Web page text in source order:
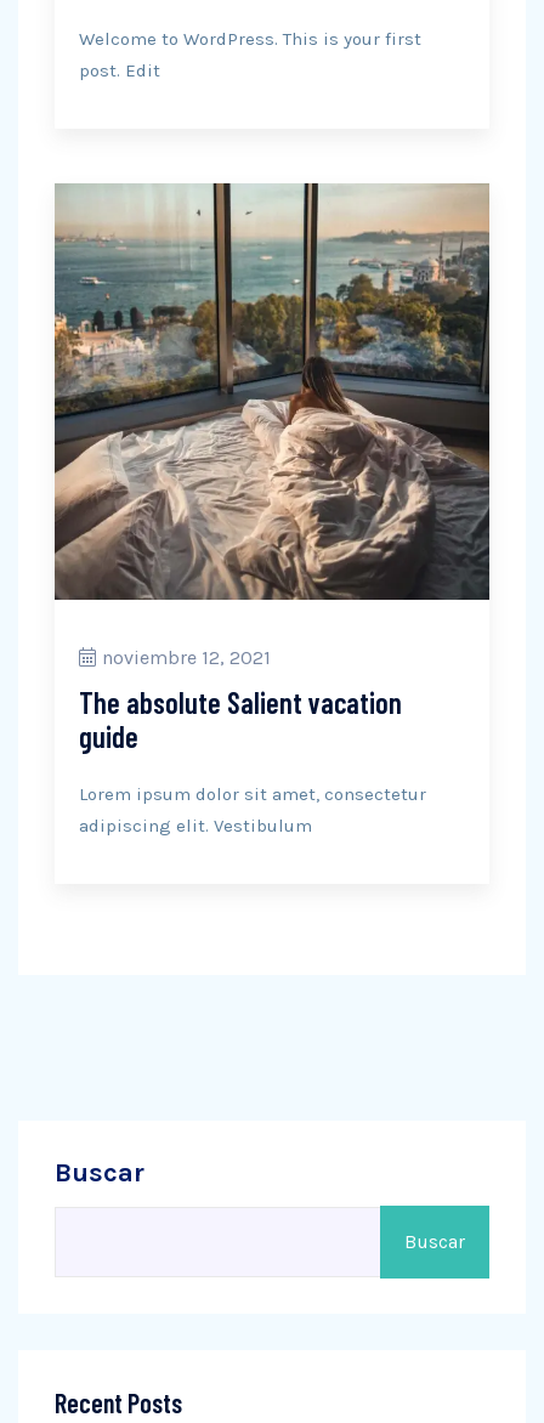
Welcome to WordPress. This is your first
post. Edit
noviembre 12, 2021
The absolute Salient vacation
guide
Lorem ipsum dolor sit amet, consectetur
adipiscing elit. Vestibulum
Buscar
Buscar
Recent Posts